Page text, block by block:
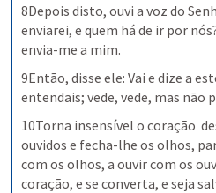
8Depois disto, ouvi a voz do
enviarei, e quem há de ir por
envia-me a mim.
9Então, disse ele: Vai e dize a
entendais; vede, vede, mas não
10Torna insensível o coração
ouvidos e fecha-lhe os olhos,
com os olhos, a ouvir com os
coração, e se converta, e seja